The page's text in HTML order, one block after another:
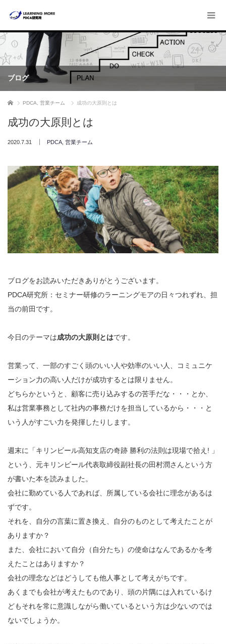
ブログ
ホーム PDCA 営業チーム 成功の大原則とは
成功の大原則とは
2020.7.31 PDCA 営業チーム
ブログをお読みいただきありがとうございます。
PDCA研究所：セミナー研修のラーニングモアの日々つれずれ、担
当の前田です。
今日のテーマは成功の大原則とはです。
営業って、一部のすごく頭のいい人や効率のいい人、コミュニケ
ーション力の高い人だけが成功するとは限りません。
どちらかというと、顧客に売り込みするの苦手だな・・・とか、
私は営業事務として社内の事務だけを担当しているから・・・と
いう人がすごい力を発揮したりします。
週末に「キリンビール高知支店の奇跡 勝利の法則は現場で拾え! 」
という、元キリンビール代表取締役副社長の田村潤さんという方
が書いた本を読みました。
会社に勤めている人であれば、所属している会社に理念があるは
ずです。
それを、自分の言葉に置き換え、自分のものとして考えたことが
ありますか？
また、会社において自分（自分たち）の使命はなんであるかを考
えたことはありますか？
会社の理念などはどうしても他人事として考えがちです。
あくまでも会社が考えたものであり、頭の片隅には入れているけ
どもそれを常に意識しながら働いているという方は少ないのでは
ないでしょうか。